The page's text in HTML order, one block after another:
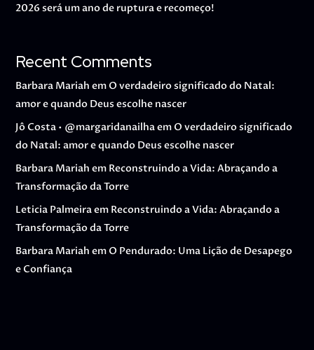
2026 será um ano de ruptura e recomeço!
Recent Comments
Barbara Mariah em O verdadeiro significado do Natal:
amor e quando Deus escolhe nascer
Jô Costa • @margaridanailhaem O verdadeiro significado
do Natal: amor e quando Deus escolhe nascer
Barbara Mariah em Reconstruindo a Vida: Abraçando a
Transformação da Torre
Leticia Palmeiraem Reconstruindo a Vida: Abraçando a
Transformação da Torre
Barbara Mariah em O Pendurado: Uma Lição de Desapego
e Confiança